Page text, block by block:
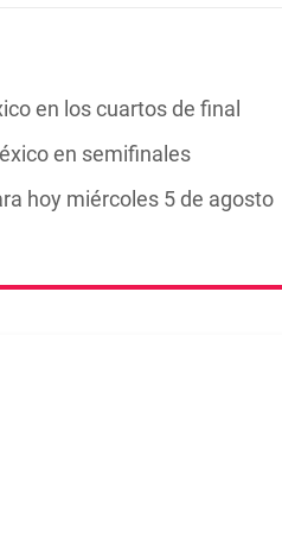
en los cuartos de final
en semifinales
hoy miércoles 5 de agosto